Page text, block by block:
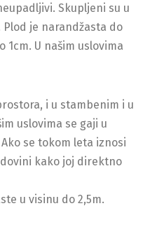
Skupljeni su u
je narandžasta do
1cm. U našim uslovima
i u stambenim i u
uslovima se gaji u
se tokom leta iznosi
kako joj direktno
u visinu do 2,5m.